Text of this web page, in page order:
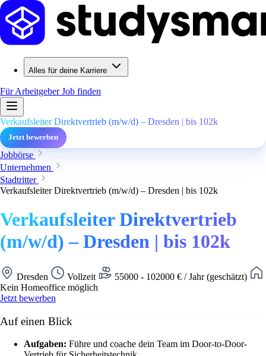
Alles für deine Karriere
Für ArbeitgeberJob finden
Verkaufsleiter Direktvertrieb (m/w/d) – Dresden | bis 102k
Jetzt bewerben
Jobbörse
Unternehmen
Stadtritter
Verkaufsleiter Direktvertrieb (m/w/d) – Dresden | bis 102k
Verkaufsleiter Direktvertrieb
(m/w/d) – Dresden | bis 102k
Dresden Vollzeit
55000 - 102000 € / Jahr (geschätzt)
Kein Homeoffice möglich
Jetzt bewerben
Auf einen Blick
Aufgaben: Führe und coache dein Team im Door-to-Door-